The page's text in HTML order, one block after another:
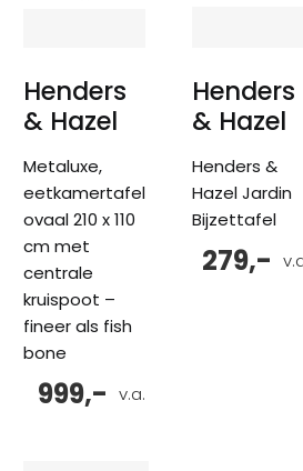
Henders
& Hazel
Metaluxe,
eetkamertafel
ovaal 210 x 110
cm met
centrale
kruispoot –
fineer als fish
bone
v.a.
999,-
Henders
& Hazel
Henders &
Hazel Jardin
Bijzettafel
279,-